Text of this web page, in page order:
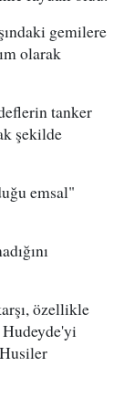
gemilere
olarak
tanker
şekilde
emsal"
özellikle
Hudeyde'yi